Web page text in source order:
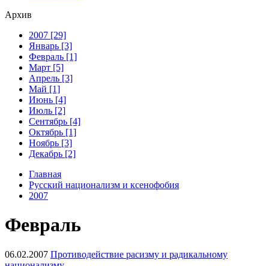
Архив
2007 [29]
Январь [3]
Февраль [1]
Март [5]
Апрель [3]
Май [1]
Июнь [4]
Июль [2]
Сентябрь [4]
Октябрь [1]
Ноябрь [3]
Декабрь [2]
Главная
Русский национализм и ксенофобия
2007
Февраль
06.02.2007 Противодействие расизму и радикальному